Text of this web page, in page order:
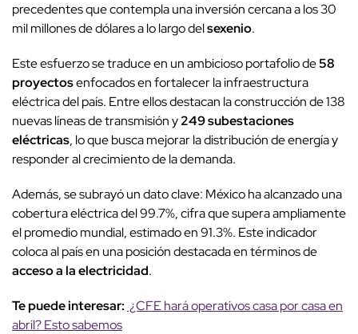
precedentes que contempla una inversión cercana a los 30
mil millones de dólares a lo largo delsexenio.
Este esfuerzo se traduce en un ambicioso portafolio de58
proyectosenfocados en fortalecer la infraestructura
eléctrica del país. Entre ellos destacan la construcción de 138
nuevas líneas de transmisión y249 subestaciones
eléctricas, lo que busca mejorar la distribución de energía y
responder al crecimiento de la demanda.
Además, se subrayó un dato clave: México ha alcanzado una
cobertura eléctrica del 99.7%, cifra que supera ampliamente
el promedio mundial, estimado en 91.3%. Este indicador
coloca al país en una posición destacada en términos de
acceso a la electricidad.
Te puede interesar: ¿CFE hará operativos casa por casa en
abril? Esto sabemos